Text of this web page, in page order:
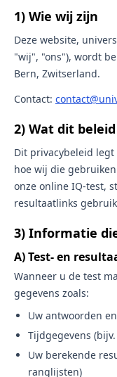
1) Wie wij zijn
Deze website,
"wij", "ons"), wordt
Bern, Zwitserland.
Contact:
2) Wat dit
Dit privacybeleid
hoe wij die
onze online IQ-test,
resultaatlinks
3) Informatie
A) Test- en
Wanneer u de test
gegevens zoals:
Uw antwoorden
Tijdgegevens
Uw berekende
ranglijsten)